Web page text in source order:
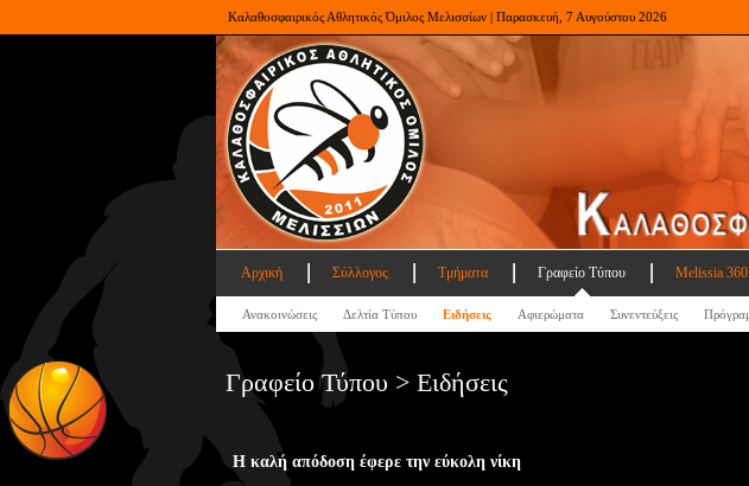
Καλαθοσφαιρικός Αθλητικός Όμιλος Μελισσίων | Παρασκευή, 7 Αυγούστου 2026
Αρχική Σύλλογος Τμήματα Γραφείο Τύπου Melissia
Ανακοινώσεις Δελτία Τύπου Ειδήσεις Αφιερώματα Συνεντεύξεις
Γραφείο Τύπου > Ειδήσεις
Η καλή απόδοση έφερε την εύκολη νίκη